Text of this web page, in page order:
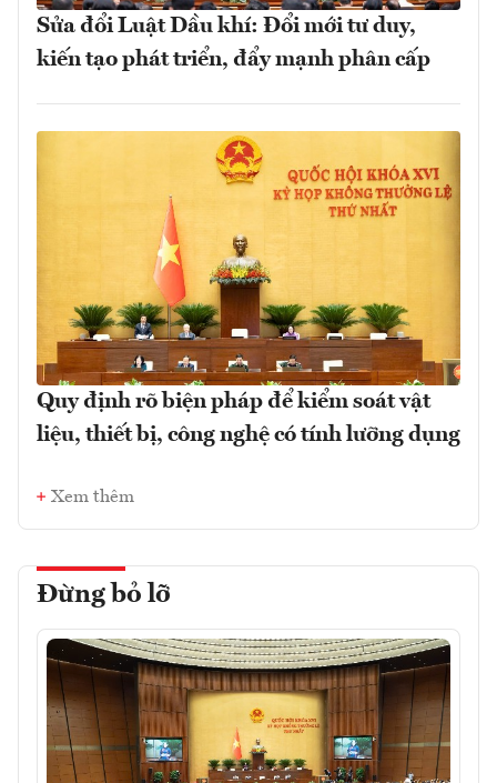
Sửa đổi Luật Dầu khí: Đổi mới tư duy,
kiến tạo phát triển, đẩy mạnh phân cấp
Quy định rõ biện pháp để kiểm soát vật
liệu, thiết bị, công nghệ có tính lưỡng dụng
Xem thêm
Đừng bỏ lỡ